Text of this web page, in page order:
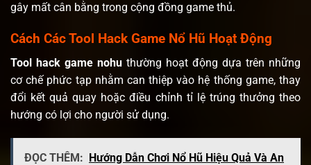
gây mất cân bằng trong cộng đồng game thủ.
Cách Các Tool Hack Game Nổ Hũ Hoạt Động
Tool hack game nohu thường hoạt động dựa trên những
cơ chế phức tạp nhằm can thiệp vào hệ thống game, thay
đổi kết quả quay hoặc điều chỉnh tỉ lệ trúng thưởng theo
hướng có lợi cho người sử dụng.
ĐỌC THÊM: Hướng Dẫn Chơi Nổ Hũ Hiệu Quả Và An